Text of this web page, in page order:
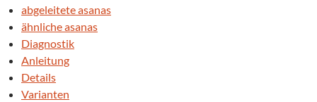
abgeleitete asanas
ähnliche asanas
Diagnostik
Anleitung
Details
Varianten